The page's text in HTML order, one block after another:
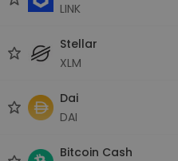
LINK
Stellar
XLM
Dai
DAI
Bitcoin Cash